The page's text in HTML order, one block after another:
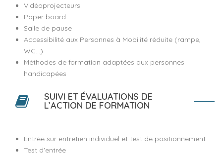
Vidéoprojecteurs
Paper board
Salle de pause
Accessibilité aux Personnes à Mobilité réduite (rampe,
WC...)
Méthodes de formation adaptées aux personnes
handicapées
SUIVI ET ÉVALUATIONS DE
L’ACTION DE FORMATION
Entrée sur entretien individuel et test de positionnement
Test d'entrée